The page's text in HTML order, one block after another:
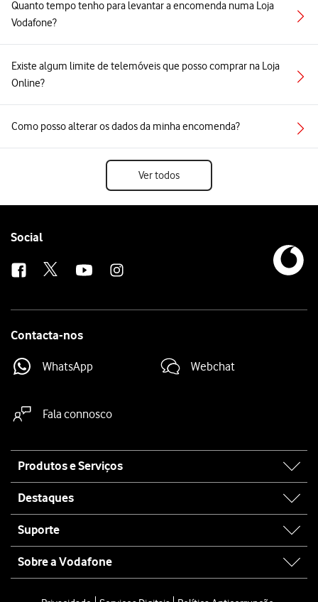
Quanto tempo tenho para levantar a encomenda numa Loja
Vodafone?
Existe algum limite de telemóveis que posso comprar na Loja
Online?
Como posso alterar os dados da minha encomenda?
Ver todos
Follow
Social
Contacta-nos
WhatsApp Webchat
Fala connosco
map
Produtos e Serviços
Destaques
Suporte
Sobre a Vodafone